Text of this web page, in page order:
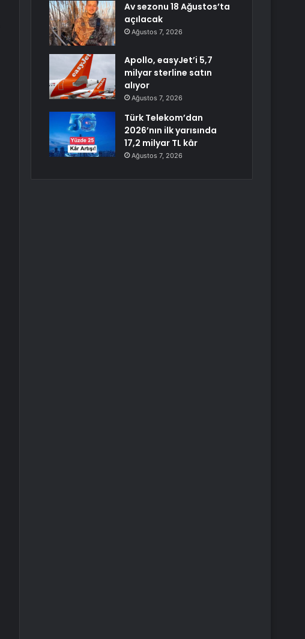
Av sezonu 18 Ağustos’ta
açılacak
Ağustos 7, 2026
Apollo, easyJet’i 5,7
milyar sterline satın
alıyor
Ağustos 7, 2026
Türk Telekom’dan
2026’nın ilk yarısında
17,2 milyar TL kâr
Ağustos 7, 2026